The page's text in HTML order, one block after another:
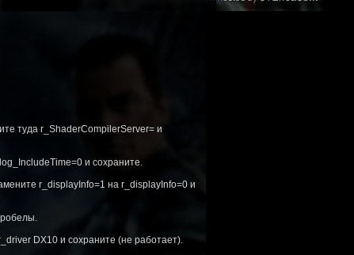
туда r_ShaderCompilerServer= и
и сохраните.
r_displayInfo=1 на r_displayInfo=0 и
DX10 и сохраните (не работает).